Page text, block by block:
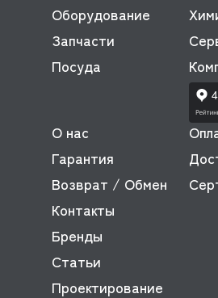
Оборудование
Запчасти
Посуда
О нас
Гарантия
Возврат / Обмен
Контакты
Бренды
Статьи
Проектирование